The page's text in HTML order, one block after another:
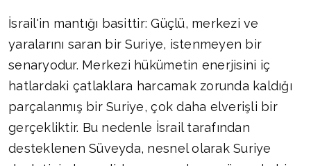
İsrail'in mantığı basittir: Güçlü, merkezi ve
yaralarını saran bir Suriye, istenmeyen bir
senaryodur. Merkezi hükümetin enerjisini iç
hatlardaki çatlaklara harcamak zorunda kaldığı
parçalanmış bir Suriye, çok daha elverişli bir
gerçekliktir. Bu nedenle İsrail tarafından
desteklenen Süveyda, nesnel olarak Suriye